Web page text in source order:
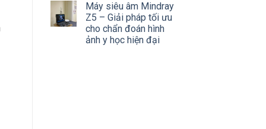
Máy siêu âm Mindray
Z5 – Giải pháp tối ưu
cho chẩn đoán hình
ảnh y học hiện đại